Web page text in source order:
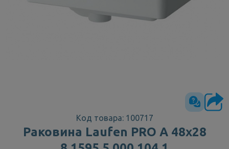
Код товара: 100717
Раковина Laufen PRO А 48х28